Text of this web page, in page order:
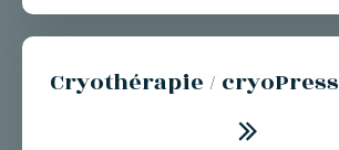
Cryothérapie / cryoPress